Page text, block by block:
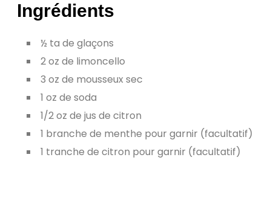
Ingrédients
½ ta de glaçons
2 oz de limoncello
3 oz de mousseux sec
1 oz de soda
1/2 oz de jus de citron
1 branche de menthe pour garnir (facultatif)
1 tranche de citron pour garnir (facultatif)